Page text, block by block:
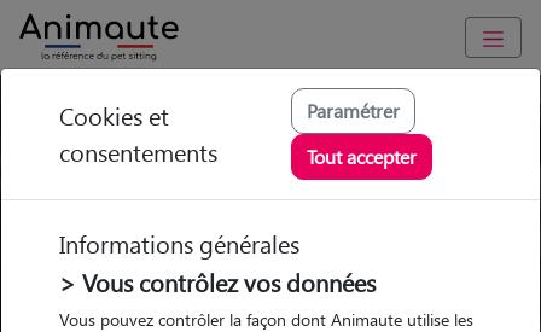
Trouvez votre gardien idéal !
Garde
chez le Pet Sitter
Garde
chez le Pet Sitter Visites
Visites
Cookies et
consentements
Paramétrer
Tout accepter
Informations générales
> Vous contrôlez vos données
Vous pouvez contrôler la façon dont Animaute utilise les